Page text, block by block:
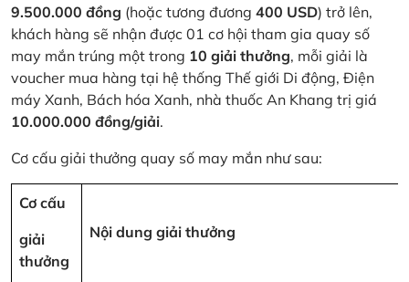
9.500.000 đồng (hoặc tương đương 400 USD) trở lên,
khách hàng sẽ nhận được 01 cơ hội tham gia quay số
may mắn trúng một trong 10 giải thưởng, mỗi giải là
voucher mua hàng tại hệ thống Thế giới Di động, Điện
máy Xanh, Bách hóa Xanh, nhà thuốc An Khang trị giá
10.000.000 đồng/giải.
Cơ cấu giải thưởng quay số may mắn như sau:
Cơ cấu
giải
thưởng
Nội dung giải thưởng